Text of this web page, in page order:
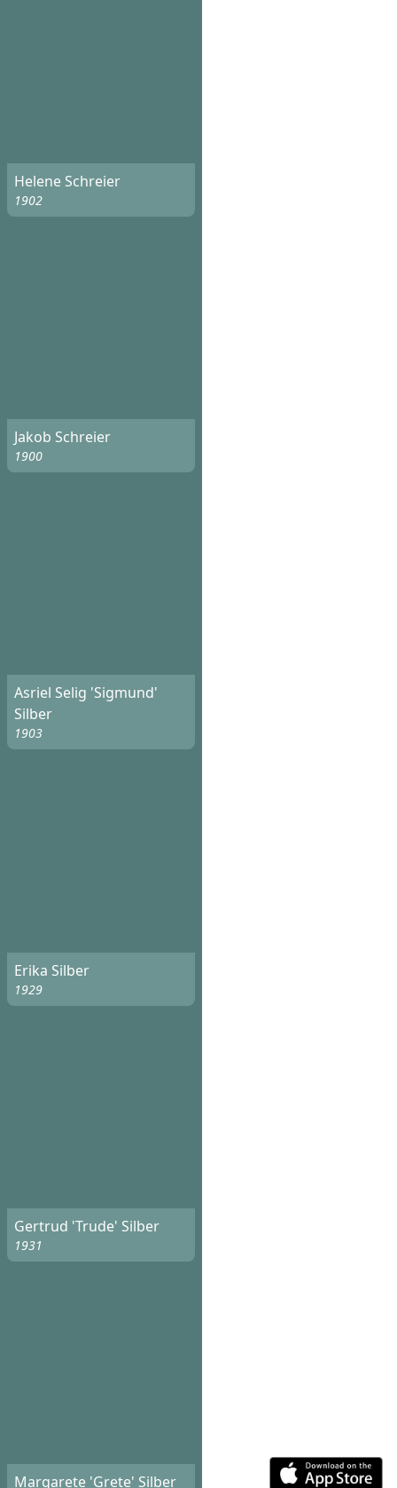
Helene Schreier
1902
Jakob Schreier
1900
Asriel Selig 'Sigmund'
Silber
1903
Erika Silber
1929
Gertrud 'Trude' Silber
1931
Margarete 'Grete' Silber